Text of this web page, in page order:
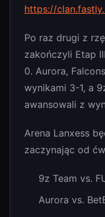
https://
Po raz drugi z
zakończyli Etap
0. Aurora,
wynikami 3-1, a
awansowali z
Arena Lanxess
zaczynając od
9z Team vs.
Aurora vs.